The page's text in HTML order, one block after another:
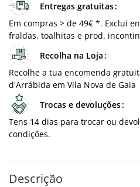
Entregas gratuitas
Em compras > de 49€ *. Exclui
fraldas, toalhitas e prod.
Recolha na Loja
Recolhe a tua encomenda
d'Arrábida em Vila Nova de Gaia
Trocas e devoluções
Tens 14 dias para trocar ou
condições.
Descrição